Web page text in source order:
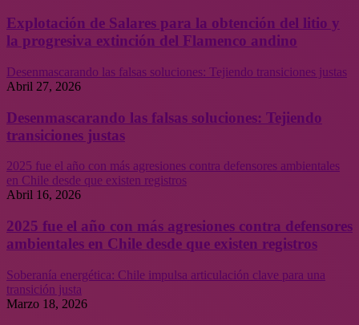
Explotación de Salares para la obtención del litio y
la progresiva extinción del Flamenco andino
Desenmascarando las falsas soluciones: Tejiendo transiciones justas
Abril 27, 2026
Desenmascarando las falsas soluciones: Tejiendo
transiciones justas
2025 fue el año con más agresiones contra defensores ambientales
en Chile desde que existen registros
Abril 16, 2026
2025 fue el año con más agresiones contra defensores
ambientales en Chile desde que existen registros
Soberanía energética: Chile impulsa articulación clave para una
transición justa
Marzo 18, 2026